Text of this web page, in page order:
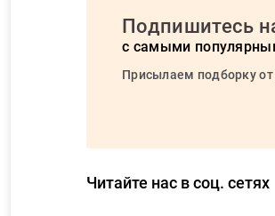
Подпишитесь
с самыми
Присылаем подборку
Читайте нас в соц. сетях